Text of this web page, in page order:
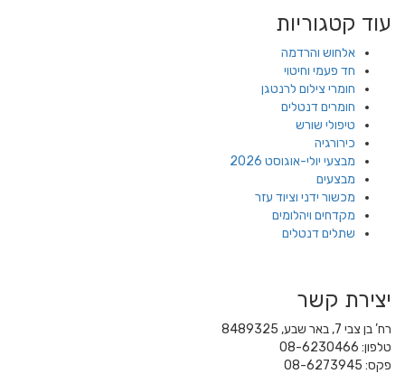
עוד קטגוריות
אלחוש והרדמה
חד פעמי וחיטוי
חומרי צילום לרנטגן
חומרים דנטלים
טיפולי שורש
כירורגיה
מבצעי יולי-אוגוסט 2026
מבצעים
מכשור ידני וציוד עזר
מקדחים ויהלומים
שתלים דנטלים
יצירת קשר
רח’ בן צבי 7, באר שבע, 8489325
טלפון: 08-6230466
פקס: 08-6273945